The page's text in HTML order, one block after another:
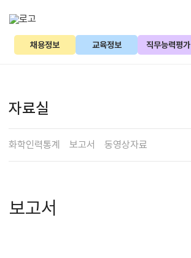
채용정보 교육정보 직무능력평가
자료실
화학인력통계 보고서 동영상자료
보고서